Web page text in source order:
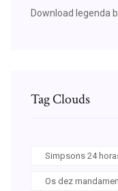
Download legenda
Tag Clouds
Simpsons 24
Os dez